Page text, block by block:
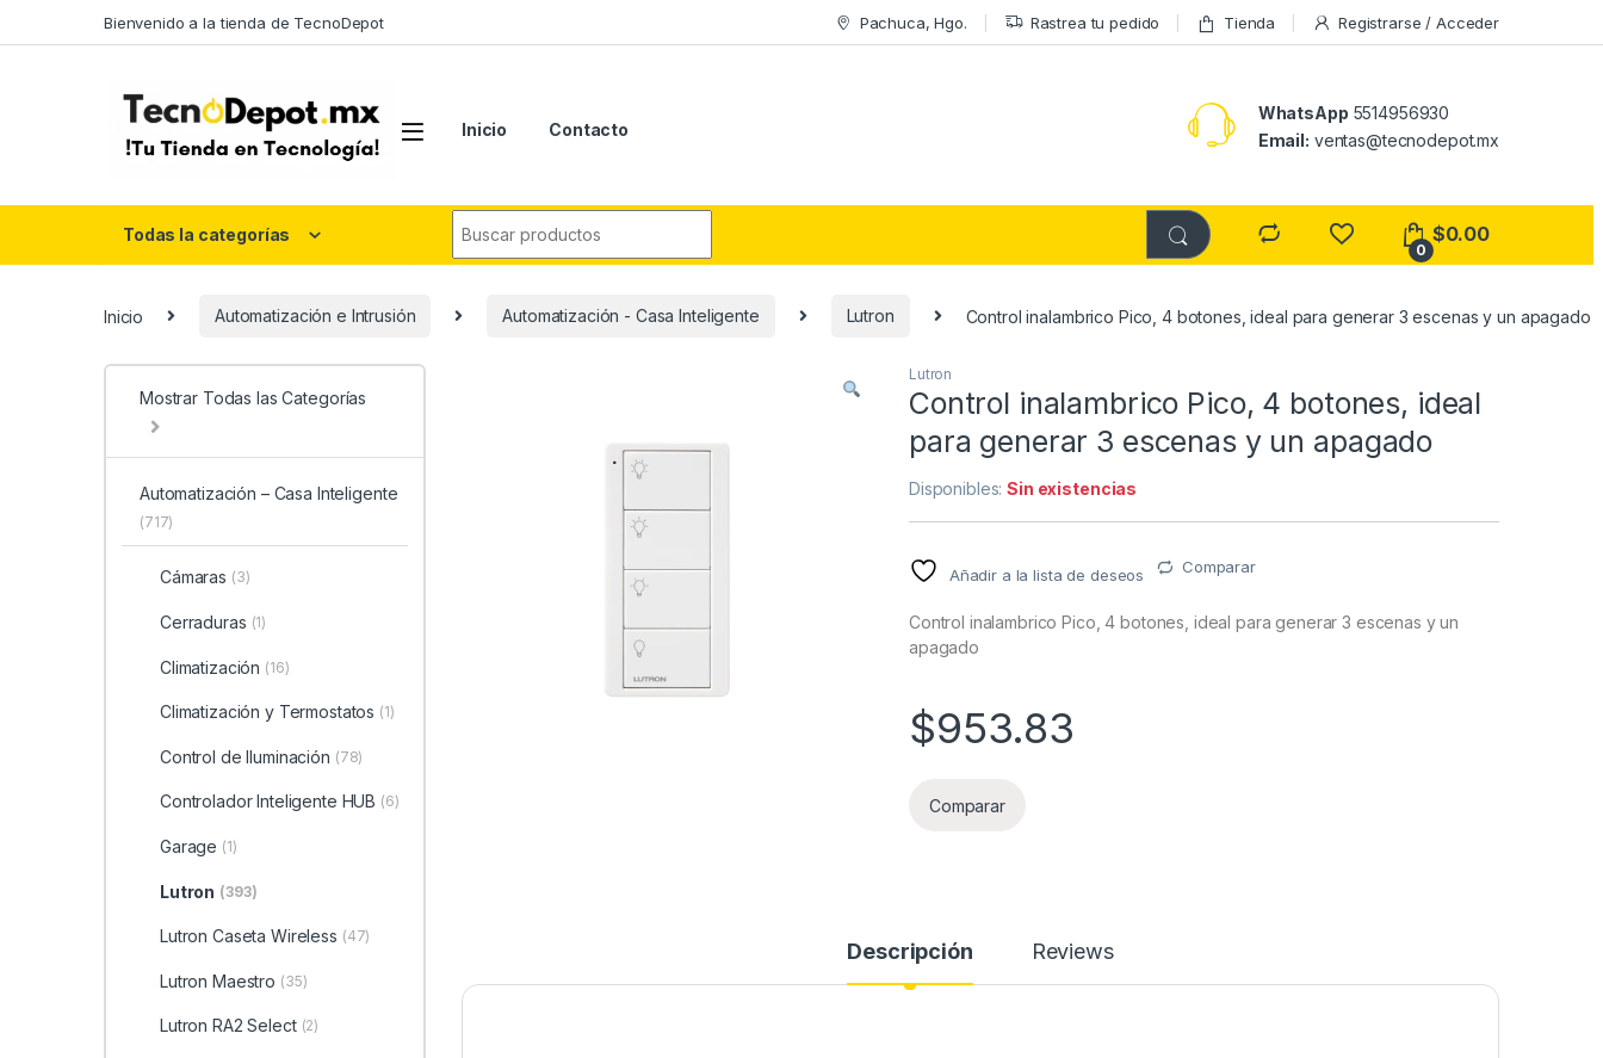
Bienvenido a la tienda de TecnoDepot Pachuca, Hgo. Rastrea tu pedido Tienda Registrarse / Acceder
Inicio Contacto
WhatsApp 5514956930
Email: ventas@tecnodepot.mx
Todas la categorías
0
$0.00
Inicio Automatización e Intrusión Automatización - Casa Inteligente Lutron Control inalambrico Pico, 4 botones, ideal para generar 3 escenas y un apagado
Lutron
Control inalambrico Pico, 4 botones, ideal
para generar 3 escenas y un apagado
Disponibles:Sin existencias
Añadir a la lista de deseos Comparar
Control inalambrico Pico, 4 botones, ideal para generar 3 escenas y un
apagado
$953.83
Comparar
Descripción Reviews
Mostrar Todas las Categorías
Automatización – Casa Inteligente
(717)
Cámaras (3)
Cerraduras (1)
Climatización (16)
Climatización y Termostatos (1)
Control de Iluminación (78)
Controlador Inteligente HUB (6)
Garage (1)
Lutron (393)
Lutron Caseta Wireless (47)
Lutron Maestro (35)
Lutron RA2 Select (2)